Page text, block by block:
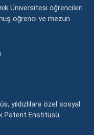
Üniversitesi öğrencileri
öğrenci ve mezun
yıldızlılara özel sosyal
Patent Enstitüsü